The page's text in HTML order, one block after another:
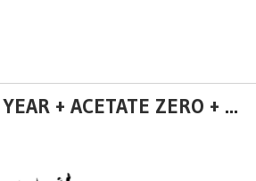
+ ACETATE ZERO + ...